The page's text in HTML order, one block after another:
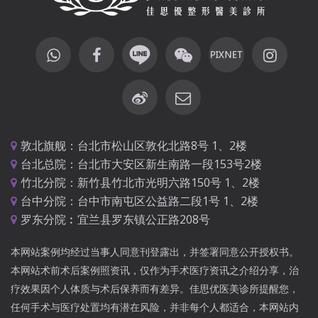
敦北旗舰：台北市松山区敦化北路8号 1、2楼
台北总院：台北市大安区新生南路一段153号2楼
竹北分院：新竹县竹北市光明六路150号 1、2楼
台中分院：台中市南屯区公益路二段1号 1、2楼
罗东分院︰宜兰县罗东镇公正路208号
本网站案例均经过当事人同意刊登露出，并签署同意公开授权书。
本网站术前术后案例照资讯，仅作为手术医疗资讯之介绍分享，治
疗效果因个人体质与术后保养而有差异。佳思优医美诊所提醒您，
任何手术与医疗处置均有潜在风险，并非每个人都适合，本网站内